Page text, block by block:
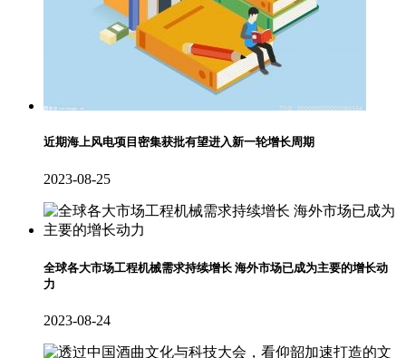
近期海上风电项目密集获批有望进入新一轮增长周期
2023-08-25
全球各大市场工程机械需求持续增长 海外市场已成为主要的增长动
力
2023-08-24